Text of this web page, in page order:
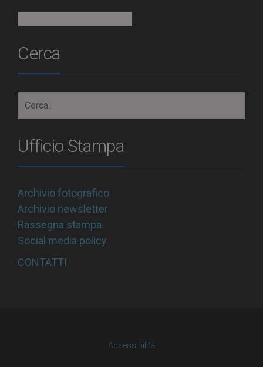
Cerca
Ufficio Stampa
Archivio fotografico
Archivio newsletter
Rassegna stampa
Social media policy
CONTATTI
Accessibilità